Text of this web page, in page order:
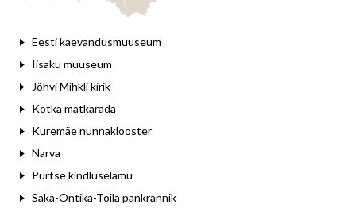
Eesti kaevandusmuuseum
Iisaku muuseum
Jõhvi Mihkli kirik
Kotka matkarada
Kuremäe nunnaklooster
Narva
Purtse kindluselamu
Saka-Ontika-Toila pankrannik